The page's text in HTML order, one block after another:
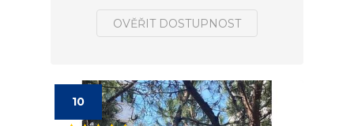
OVĚŘIT DOSTUPNOST
10